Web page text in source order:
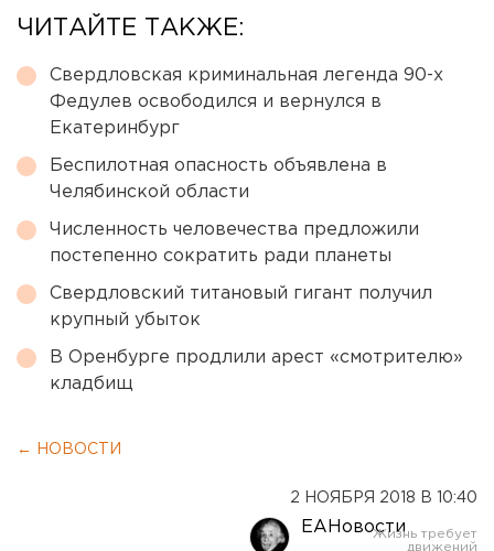
ЧИТАЙТЕ ТАКЖЕ:
Свердловская криминальная легенда 90-х
Федулев освободился и вернулся в
Екатеринбург
Беспилотная опасность объявлена в
Челябинской области
Численность человечества предложили
постепенно сократить ради планеты
Свердловский титановый гигант получил
крупный убыток
В Оренбурге продлили арест «смотрителю»
кладбищ
← НОВОСТИ
2 НОЯБРЯ 2018 В 10:40
ЕАНовости